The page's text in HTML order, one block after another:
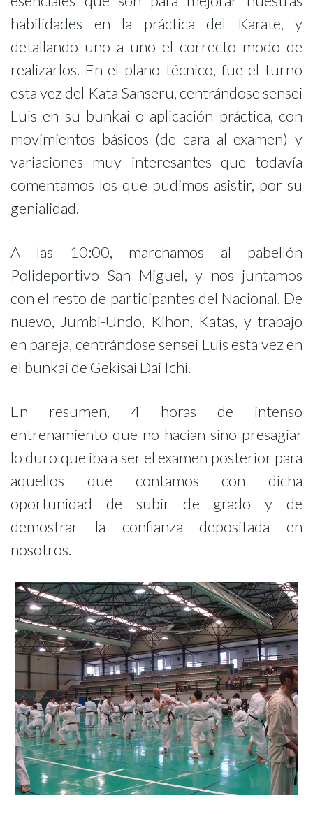
habilidades en la práctica del Karate, y
detallando uno a uno el correcto modo de
realizarlos. En el plano técnico, fue el turno
esta vez del Kata Sanseru, centrándose sensei
Luis en su bunkai o aplicación práctica, con
movimientos básicos (de cara al examen) y
variaciones muy interesantes que todavía
comentamos los que pudimos asistir, por su
genialidad.
A las 10:00, marchamos al pabellón
Polideportivo San Miguel, y nos juntamos
con el resto de participantes del Nacional. De
nuevo, Jumbi-Undo, Kihon, Katas, y trabajo
en pareja, centrándose sensei Luis esta vez en
el bunkai de Gekisai Dai Ichi.
En resumen, 4 horas de intenso
entrenamiento que no hacían sino presagiar
lo duro que iba a ser el examen posterior para
aquellos que contamos con dicha
oportunidad de subir de grado y de
demostrar la confianza depositada en
nosotros.